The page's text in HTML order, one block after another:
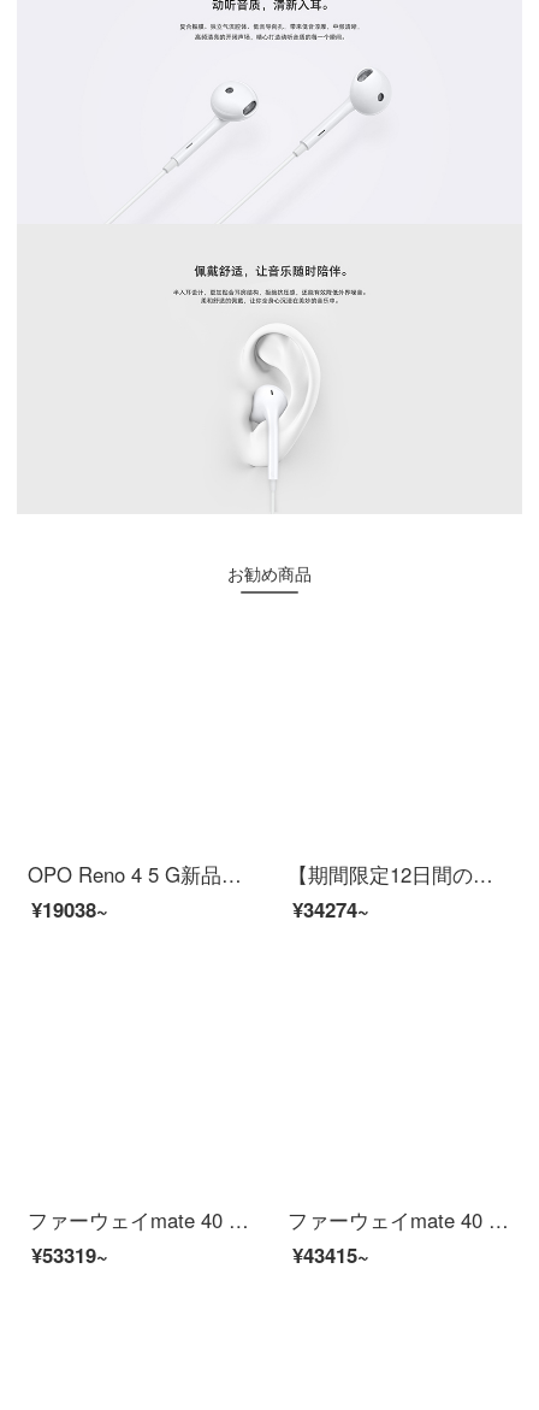
お勧め商品
OPO Reno 4 5 G新品の携帯電話の周波数がオーバーハンドオーバー65 Wフラッシュチャージゲームの写真撮影携帯のダイヤモンドブルー8 GB+128 GB
¥19038~
【期間限定12日間の無料！】OPO Reno 5 Pro+5 Gハイドン865 65 Wフラッシュ充電12 GB+256 GB
¥34274~
ファーウェイmate 40 pro 5 G携帯電話はブラック8+256 Gの全ネット通（スクリーンセーバーコース）を見せます。
¥53319~
ファーウェイmate 40 5 G携帯電話はブラック8+128 Gの全ネット通（割れたスクリーンの危険な定食）を見せます。
¥43415~